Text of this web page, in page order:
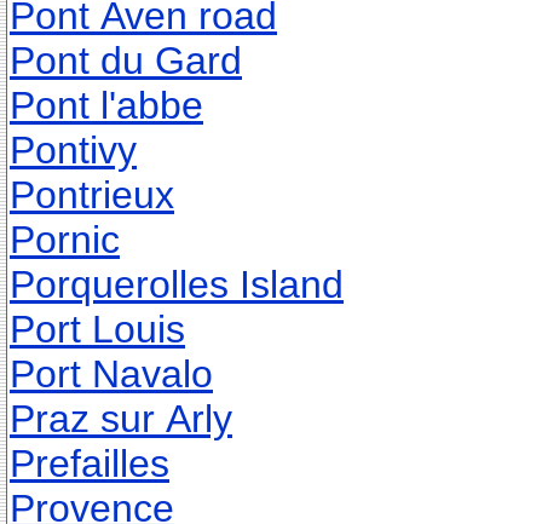
Pont Aven road
Pont du Gard
Pont l'abbe
Pontivy
Pontrieux
Pornic
Porquerolles Island
Port Louis
Port Navalo
Praz sur Arly
Prefailles
Provence